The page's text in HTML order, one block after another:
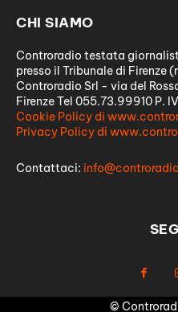
CHI SIAMO
Controradio testata
presso il Tribunale di Firenze
Controradio Srl - via del
Firenze Tel 055.73.99910 P.
Cookie Policy di
Privacy Policy di
Contattaci:
©